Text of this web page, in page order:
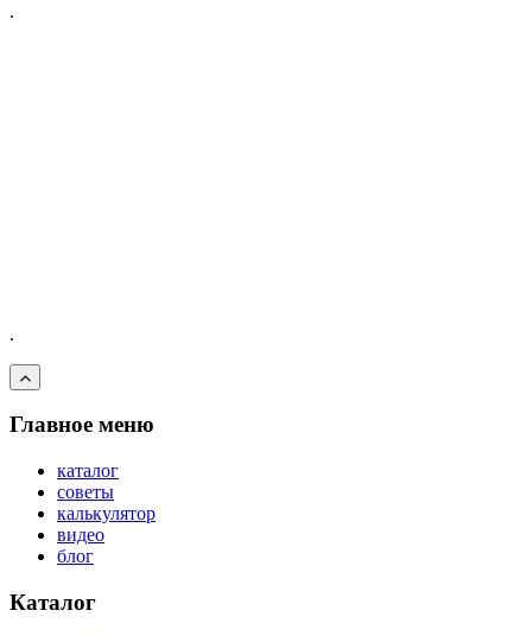
.
.
Главное меню
каталог
советы
калькулятор
видео
блог
Каталог